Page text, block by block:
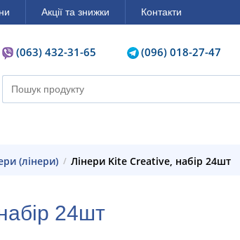
Акції та знижки Контакти
(063) 432-31-65 (096) 018-27-47
(лінери) Лінери Kite Creative, набір 24шт
24шт